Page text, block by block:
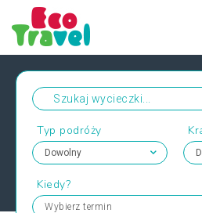
Typ podróży
Kiedy?
Wybierz termin